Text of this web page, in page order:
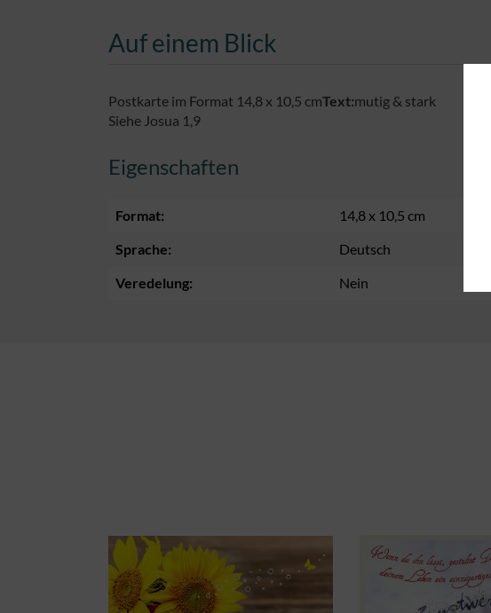
Auf einem Blick
Postkarte im Format 14,8 x 10,5 cmText:mutig & stark
Siehe Josua 1,9
Eigenschaften
Format:
14,8 x 10,5 cm
Sprache:
Deutsch
Veredelung:
Nein